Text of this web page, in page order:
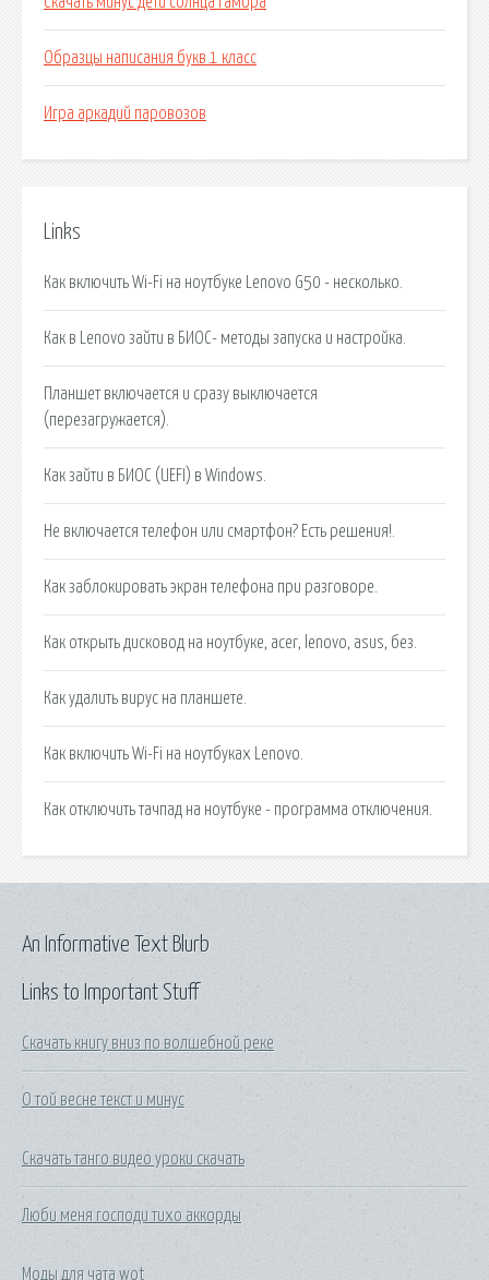
Образцы написания букв 1 класс
Игра аркадий паровозов
Links
Как включить Wi-Fi на ноутбуке Lenovo G50 - несколько.
Как в Lenovo зайти в БИОС- методы запуска и настройка.
Планшет включается и сразу выключается
(перезагружается).
Как зайти в БИОС (UEFI) в Windows.
Не включается телефон или смартфон? Есть решения!.
Как заблокировать экран телефона при разговоре.
Как открыть дисковод на ноутбуке, acer, lenovo, asus, без.
Как удалить вирус на планшете.
Как включить Wi-Fi на ноутбуках Lenovo.
Как отключить тачпад на ноутбуке - программа отключения.
Links to Important Stuff
Скачать книгу вниз по волшебной реке
О той весне текст и минус
Скачать танго видео уроки скачать
Люби меня господи тихо аккорды
Моды для чата wot
An Informative Text Blurb